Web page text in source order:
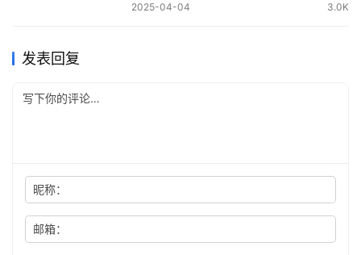
2025-04-04 3.0K
发表回复
昵称：
邮箱：